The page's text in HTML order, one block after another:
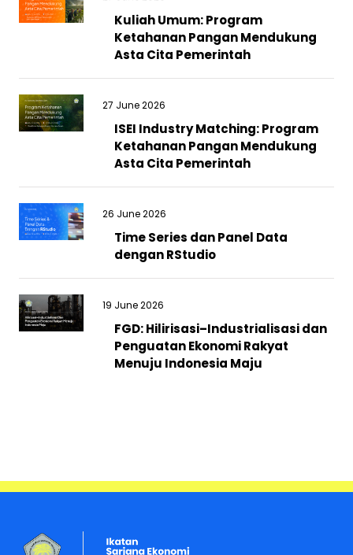
Kuliah Umum: Program
Ketahanan Pangan Mendukung
Asta Cita Pemerintah
27 June 2026
ISEI Industry Matching: Program
Ketahanan Pangan Mendukung
Asta Cita Pemerintah
26 June 2026
Time Series dan Panel Data
dengan RStudio
19 June 2026
FGD: Hilirisasi–Industrialisasi dan
Penguatan Ekonomi Rakyat
Menuju Indonesia Maju